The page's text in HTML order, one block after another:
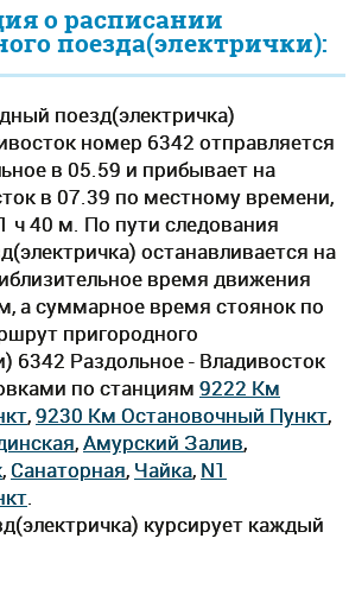
о расписании
поезда(электрички):
поезд(электричка)
номер 6342 отправляется
в 05.59 и прибывает на
в 07.39 по местному времени,
ч 40 м. По пути следования
останавливается на
время движения
а суммарное время стоянок по
пригородного
6342 Раздольное - Владивосток
по станциям 9222 Км
,9230 Км Остановочный Пункт,
,Амурский Залив,
, Санаторная, Чайка, N1
курсирует каждый